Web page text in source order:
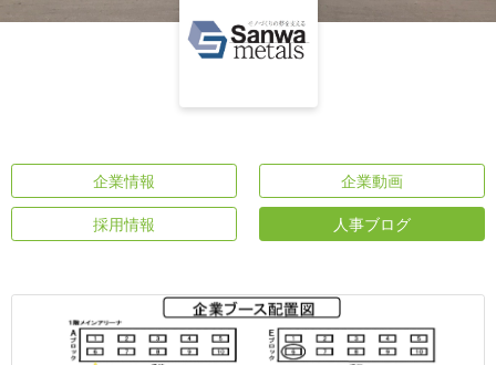
企業情報 企業動画
採用情報 人事ブログ